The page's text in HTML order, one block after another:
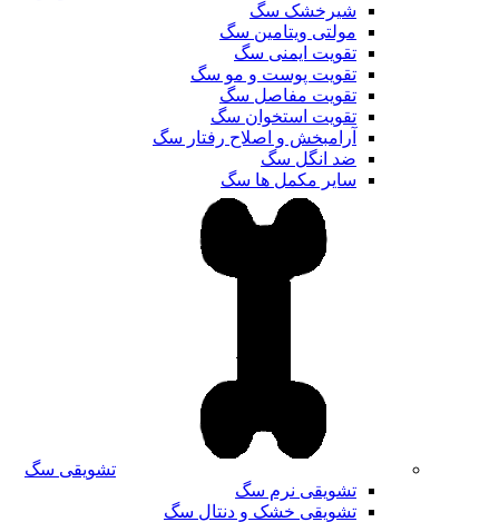
شیرخشک سگ
مولتی ویتامین سگ
تقویت ایمنی سگ
تقویت پوست و مو سگ
تقویت مفاصل سگ
تقویت استخوان سگ
آرامبخش و اصلاح رفتار سگ
ضد انگل سگ
سایر مکمل ها سگ
تشویقی سگ
تشویقی نرم سگ
تشویقی خشک و دنتال سگ